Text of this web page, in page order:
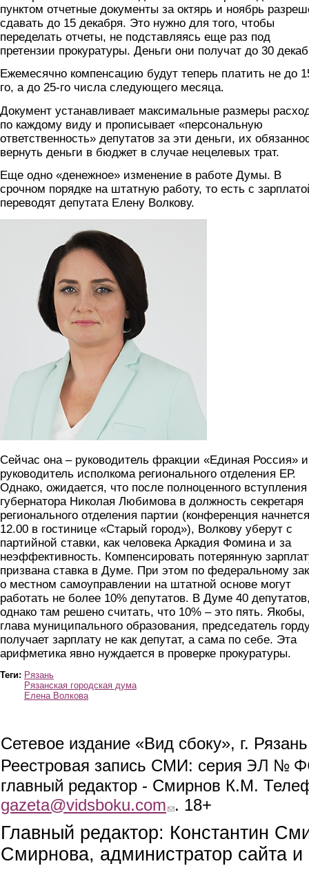
пунктом отчетные документы за октярь и ноябрь
сдавать до 15 декабря. Это нужно для того, чтобы
переделать отчеты, не подставляясь еще раз под
претензии прокуратуры. Деньги они получат до 30
Ежемесячно компенсацию будут теперь платить не до
го, а до 25-го числа следующего месяца.
Документ устанавливает максимальные размеры
по каждому виду и прописывает «персональную
ответственность» депутатов за эти деньги, их
вернуть деньги в бюджет в случае нецелевых трат.
Еще одно «денежное» изменение в работе Думы. В
срочном порядке на штатную работу, то есть с
переводят депутата Елену Волкову.
Сейчас она – руководитель фракции «Единая Россия» и
руководитель исполкома регионального отделения ЕР.
Однако, ожидается, что после полноценного вступления
губернатора Николая Любимова в должность секретаря
регионального отделения партии (конференция
12.00 в гостинице «Старый город»), Волкову уберут с
партийной ставки, как человека Аркадия Фомина и за
неэффективность. Компенсировать потерянную
призвана ставка в Думе. При этом по федеральному
о местном самоуправлении на штатной основе могут
работать не более 10% депутатов. В Думе 40
однако там решено считать, что 10% – это пять. Якобы,
глава муниципального образования, председатель
получает зарплату не как депутат, а сама по себе. Эта
арифметика явно нуждается в проверке прокуратуры.
Теги: Рязань
Рязанская городская дума
Елена Волкова
Сетевое издание «Вид сбоку», г.
Реестровая запись СМИ: серия ЭЛ №
главный редактор - Смирнов К.М.
gazeta@vidsboku.com (link sends e-mail)
. 18+
Главный редактор: Константин
Смирнова, администратор сайта